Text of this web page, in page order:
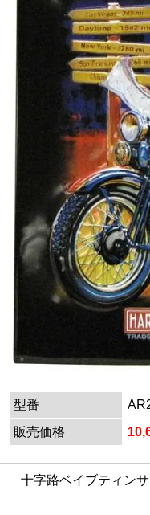
型番
販売価格
十字路ベイブティンサ